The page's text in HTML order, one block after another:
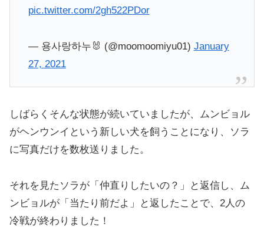
pic.twitter.com/2gh522PDor
— 용사랑하누🐰 (@moomoomiyu01) January
27, 2021
しばらくそんな状態が続いていましたが、ムンビョル
がヘンウンイという新しい犬を飼うことになり、ソラ
に写真だけを数枚送りました。
それを見たソラが「仲直りしたいの？」と返信し、ム
ンビョルが「当たり前だよ」と返したことで、2人の
冷戦が終わりました！